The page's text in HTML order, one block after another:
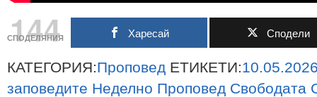
144
СПОДЕЛЯНИЯ Харесай Сподели
КАТЕГОРИЯ:Проповед ЕТИКЕТИ:
заповедите Неделно Проповед Свободата